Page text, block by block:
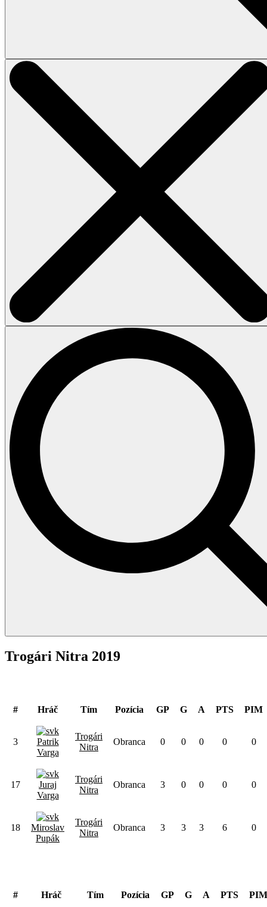
Trogári Nitra 2019
# Hráč Tím Pozícia GP G A PTS PIM
3
Patrik
Varga
Trogári
Nitra
Obranca 0 0 0 0 0
17
Juraj
Varga
Trogári
Nitra
Obranca 3 0 0 0 0
18
Miroslav
Pupák
Trogári
Nitra
Obranca 3 3 3 6 0
# Hráč Tím Pozícia GP G A PTS PIM